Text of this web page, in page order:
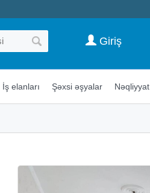
Giriş
İş elanları Şəxsi əşyalar Nəqliyyat